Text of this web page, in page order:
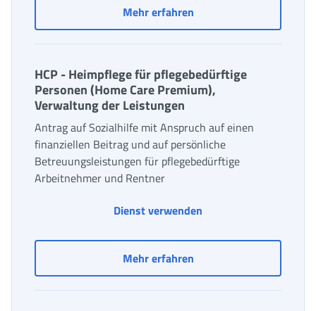
Mehr erfahrenErgänzungszulage bei
HCP - Heimpflege für pflegebedürftige
Personen (Home Care Premium),
Verwaltung der Leistungen
Antrag auf Sozialhilfe mit Anspruch auf einen
finanziellen Beitrag und auf persönliche
Betreuungsleistungen für pflegebedürftige
Arbeitnehmer und Rentner
Dienst verwenden
Mehr erfahrenHCP - Heimpflege für